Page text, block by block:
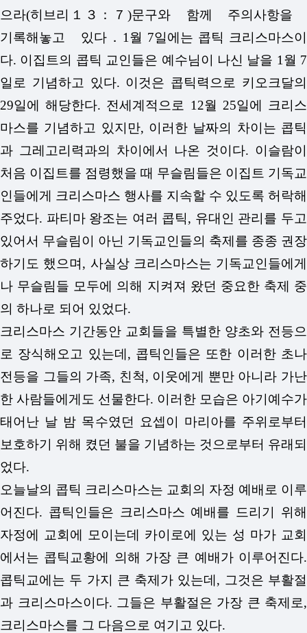
으라(히브리１３：７)문구와 함께 주의사항을
기록해놓고 있다． 1월 7일에는 콥틱 크리스마스이
다. 이집트의 콥틱 교인들은 예수님이 나신 날을 1월 7
일로 기념하고 있다. 이것은 콥틱력으로 키오크달의
29일에 해당한다. 전세계적으로 12월 25일에 크리스
마스를 기념하고 있지만, 이러한 날짜의 차이는 콥틱
과 그레고리력과의 차이에서 나온 것이다. 이슬람이
처음 이집트를 점령했을 때 무슬림들은 이집트 기독교
인들에게 크리스마스 행사를 지속할 수 있도록 허락해
주었다. 파티마 왕조는 여러 콥틱, 유대인 관리를 두고
있어서 무슬림이 아닌 기독교인들의 축제를 종종 권장
하기도 했으며, 사실상 크리스마스는 기독교인들에게
나 무슬림들 모두에 의해 지켜져 왔던 중요한 축제 중
의 하나로 되어 있었다.
크리스마스 기간동안 교회들을 특별한 양초와 전등으
로 장식해오고 있는데, 콥틱인들은 또한 이러한 초나
전등을 그들의 가족, 친척, 이웃에게 뿐만 아니라 가난
한 사람들에게도 선물한다. 이러한 모습은 아기예수가
태어난 날 밤 목수였던 요셉이 마리아를 주위로부터
보호하기 위해 켰던 불을 기념하는 것으로부터 유래되
었다.
오늘날의 콥틱 크리스마스는 교회의 자정 예배로 이루
어진다. 콥틱인들은 크리스마스 예배를 드리기 위해
자정에 교회에 모이는데 카이로에 있는 성 마가 교회
에서는 콥틱교황에 의해 가장 큰 예배가 이루어진다.
콥틱교에는 두 가지 큰 축제가 있는데, 그것은 부활절
과 크리스마스이다. 그들은 부활절은 가장 큰 축제로,
크리스마스를 그 다음으로 여기고 있다.